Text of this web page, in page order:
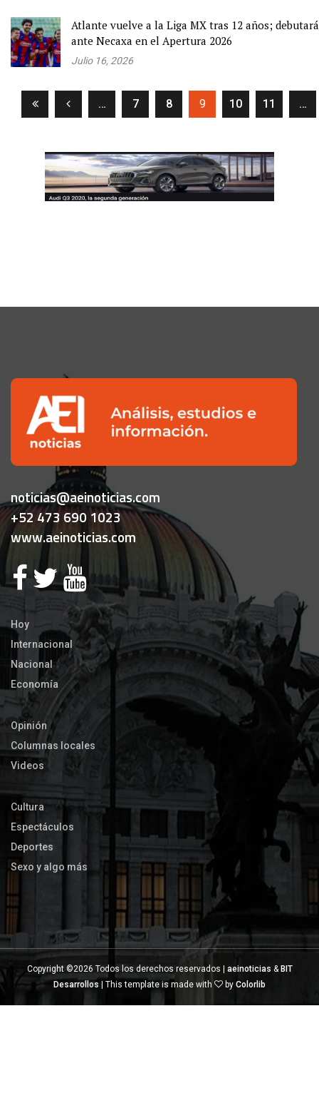
Atlante vuelve a la Liga MX tras 12 años; debutará
ante Necaxa en el Apertura 2026
Julio 16, 2026
… 7 8 9(current)
10 11 …
noticias@aeinoticias.com
+52 473 690 1023
www.aeinoticias.com
Hoy
Internacional
Nacional
Economía
Opinión
Columnas locales
Videos
Cultura
Espectáculos
Deportes
Sexo y algo más
Copyright ©2026 Todos los derechos reservados | aeinoticias & BIT
Desarrollos | This template is made with by Colorlib